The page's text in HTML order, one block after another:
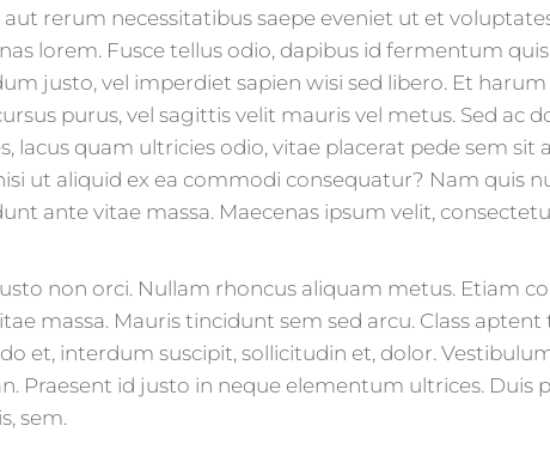
rerum necessitatibus saepe eveniet ut et
lorem. Fusce tellus odio, dapibus id fermentum
justo, vel imperdiet sapien wisi sed libero. Et
purus, vel sagittis velit mauris vel metus. Sed ac
quam ultricies odio, vitae placerat pede sem
ut aliquid ex ea commodi consequatur? Nam quis
ante vitae massa. Maecenas ipsum velit,
non orci. Nullam rhoncus aliquam metus. Etiam
massa. Mauris tincidunt sem sed arcu. Class
et, interdum suscipit, sollicitudin et, dolor.
id justo in neque elementum ultrices. Duis
sem.